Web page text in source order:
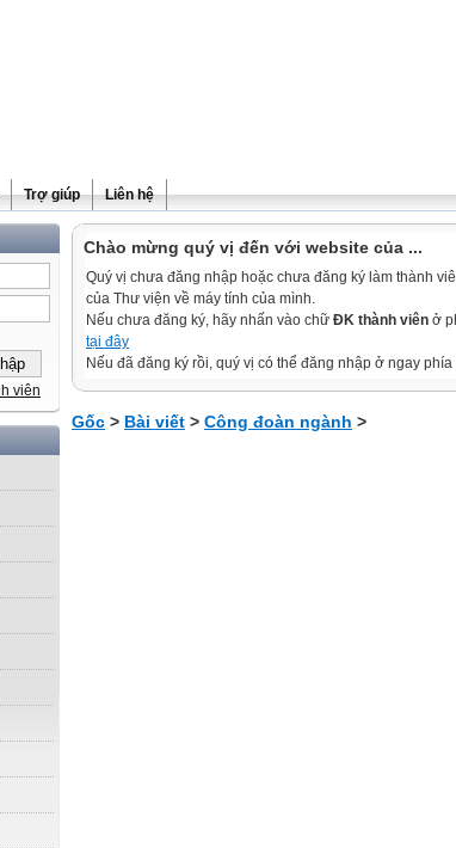
Trợ giúp Liên hệ
viên
Chào mừng quý vị đến với website của ...
Quý vị chưa đăng nhập hoặc chưa đăng ký làm thành
của Thư viện về máy tính của mình.
Nếu chưa đăng ký, hãy nhấn vào chữ ĐK thành viên ở
tại đây
Nếu đã đăng ký rồi, quý vị có thể đăng nhập ở ngay phía
Gốc > Bài viết > Công đoàn ngành >